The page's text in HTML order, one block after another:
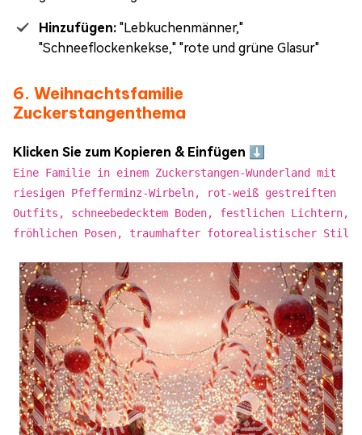
Hinzufügen: "Lebkuchenmänner,"
"Schneeflockenkekse," "rote und grüne Glasur"
6. Weihnachtsfamilie
Zuckerstangenthema
Klicken Sie zum Kopieren & Einfügen ⬇️
Eine Familie in einem Zuckerstangen-Wunderland mit
riesigen Pfefferminz-Wirbeln, rot-weiß gestreiften
Outfits, schneebedecktem Boden, festlichen Lichtern,
fröhlichen Posen, traumhafter fotorealistischer Stil